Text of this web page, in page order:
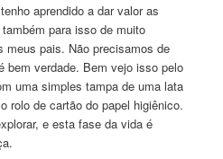
aprendido a dar valor as
para isso de muito
meus pais. Não precisamos de
bem verdade. Bem vejo isso pelo
uma simples tampa de uma lata
rolo de cartão do papel higiênico.
e esta fase da vida é